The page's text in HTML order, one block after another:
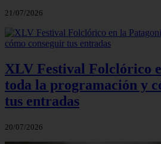
21/07/2026
XLV Festival Folclórico
toda la programación y
tus entradas
20/07/2026